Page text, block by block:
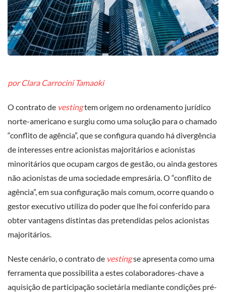
por Clara Carrocini Tamaoki
O contrato de vestingtem origem no ordenamento jurídico
norte-americano e surgiu como uma solução para o chamado
“conflito de agência”, que se configura quando há divergência
de interesses entre acionistas majoritários e acionistas
minoritários que ocupam cargos de gestão, ou ainda gestores
não acionistas de uma sociedade empresária. O “conflito de
agência”, em sua configuração mais comum, ocorre quando o
gestor executivo utiliza do poder que lhe foi conferido para
obter vantagens distintas das pretendidas pelos acionistas
majoritários.
Neste cenário, o contrato de vestingse apresenta como uma
ferramenta que possibilita a estes colaboradores-chave a
aquisição de participação societária mediante condições pré-